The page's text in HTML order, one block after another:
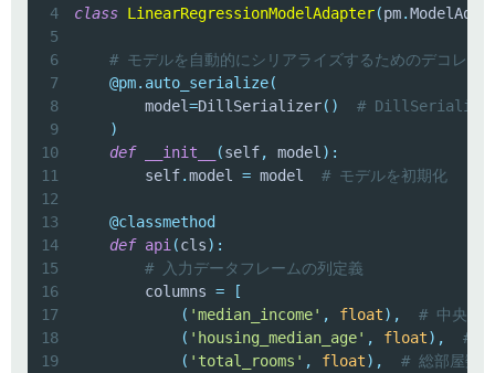
4
class LinearRegressionModelAdapter(pm.
5
6
# モデルを自動的にシリアライズするためのデコレー
7
@pm. auto_serialize(
8
        model
=DillSerializer( )
# DillSerializerを
9
)
10
def __init__ (self, model ) :
11
        self
.model = model # モデルを初期化
12
13
@classmethod
14
def api (cls) :
15
# 入力データフレームの列定義
16
        columns
=
[
17
( 'median_income' , float) ,
# 中央所
18
( 'housing_median_age' , float) ,
#
19
( 'total_rooms' , float) ,
# 総部屋数